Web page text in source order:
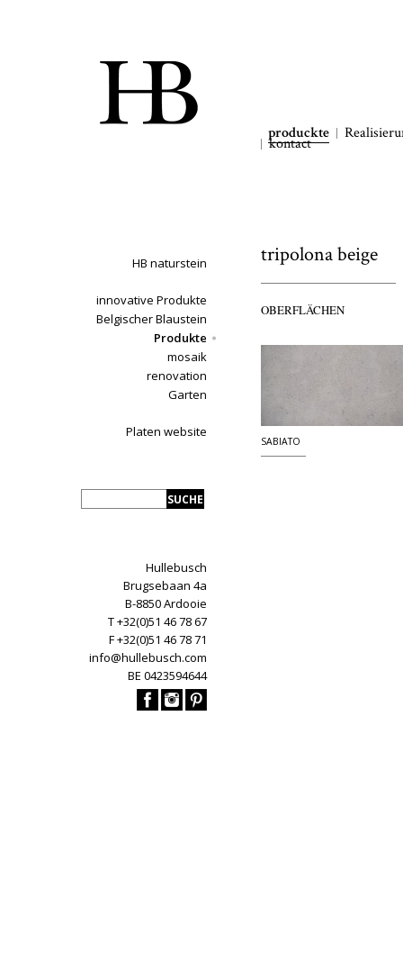
produckte
kontact
HB naturstein
innovative Produkte
Belgischer Blaustein
Produkte
mosaik
renovation
Garten
Platen website
Hullebusch
Brugsebaan 4a
B-8850 Ardooie
T +32(0)51 46 78 67
F +32(0)51 46 78 71
info@hullebusch.com
BE 0423594644
tripolona beige
OBERFLÄCHEN
SABIATO